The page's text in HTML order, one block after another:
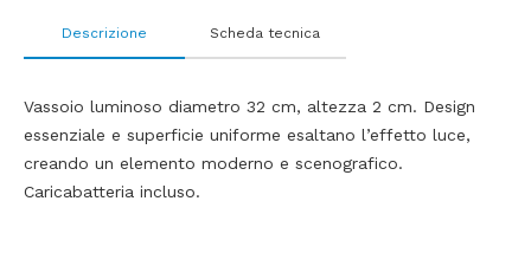
Descrizione
Vassoio luminoso diametro 32 cm, altezza 2 cm. Design
essenziale e superficie uniforme esaltano l’effetto luce,
creando un elemento moderno e scenografico.
Caricabatteria incluso.
Scheda tecnica